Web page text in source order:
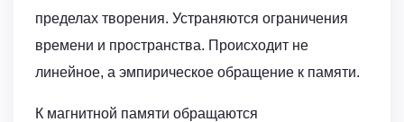
пределах творения. Устраняются ограничения
времени и пространства. Происходит не
линейное, а эмпирическое обращение к памяти.
К магнитной памяти обращаются